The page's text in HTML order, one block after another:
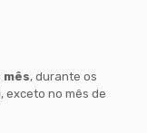
mês, durante os
, exceto no mês de